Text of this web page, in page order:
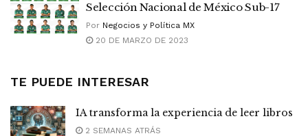
Selección Nacional de México Sub-17
Por Negocios y Política MX
20 DE MARZO DE 2023
TE PUEDE INTERESAR
IA transforma la experiencia de leer libros
2 SEMANAS ATRÁS